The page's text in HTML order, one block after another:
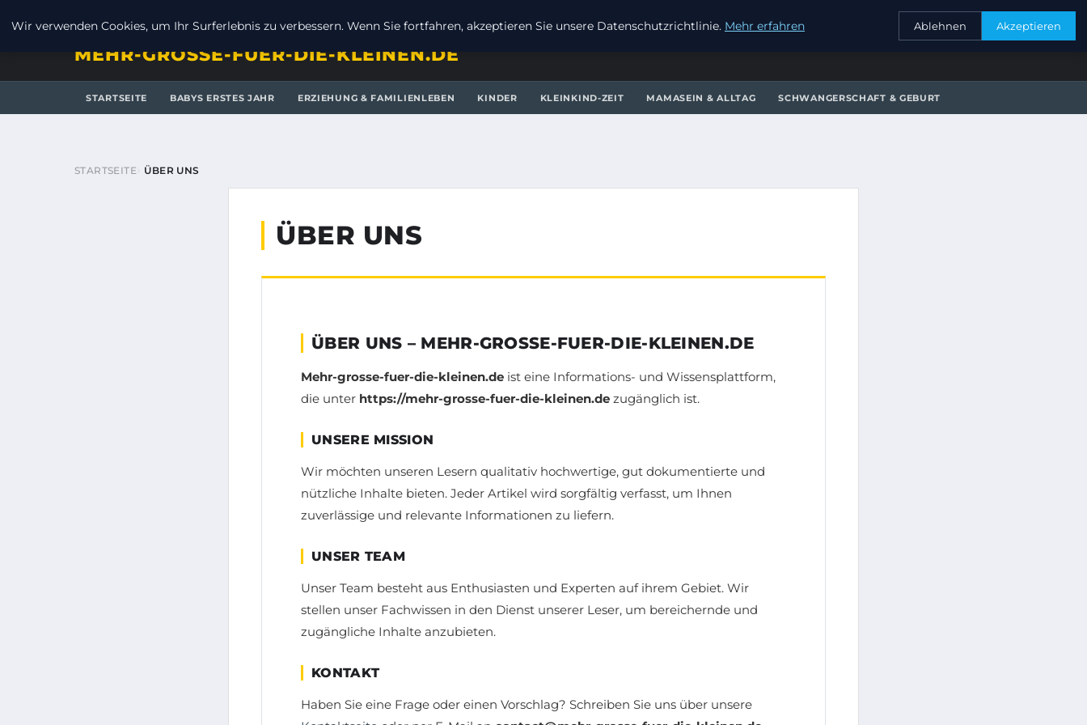
KONTAKT
MEHR-GROSSE-FUER-DIE-KLEINEN.DE
STARTSEITE BABYS ERSTES JAHR ERZIEHUNG & FAMILIENLEBEN KINDER KLEINKIND-ZEIT MAMASEIN & ALLTAG SCHWANGERSCHAFT & GEBURT
STARTSEITE ÜBER UNS
ÜBER UNS
ÜBER UNS – MEHR-GROSSE-FUER-DIE-KLEINEN.DE
Mehr-grosse-fuer-die-kleinen.de ist eine Informations- und Wissensplattform,
die unter https://mehr-grosse-fuer-die-kleinen.de zugänglich ist.
UNSERE MISSION
Wir möchten unseren Lesern qualitativ hochwertige, gut dokumentierte und
nützliche Inhalte bieten. Jeder Artikel wird sorgfältig verfasst, um Ihnen
zuverlässige und relevante Informationen zu liefern.
UNSER TEAM
Unser Team besteht aus Enthusiasten und Experten auf ihrem Gebiet. Wir
stellen unser Fachwissen in den Dienst unserer Leser, um bereichernde und
zugängliche Inhalte anzubieten.
KONTAKT
Haben Sie eine Frage oder einen Vorschlag? Schreiben Sie uns über unsere
Wir verwenden Cookies, um Ihr Surferlebnis zu verbessern. Wenn Sie fortfahren, akzeptieren Sie unsere Datenschutzrichtlinie. Mehr erfahren Ablehnen Akzeptieren